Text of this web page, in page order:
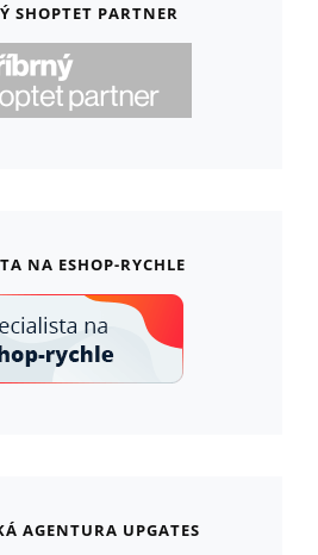
SHOPTET PARTNER
NA ESHOP-RYCHLE
AGENTURA UPGATES